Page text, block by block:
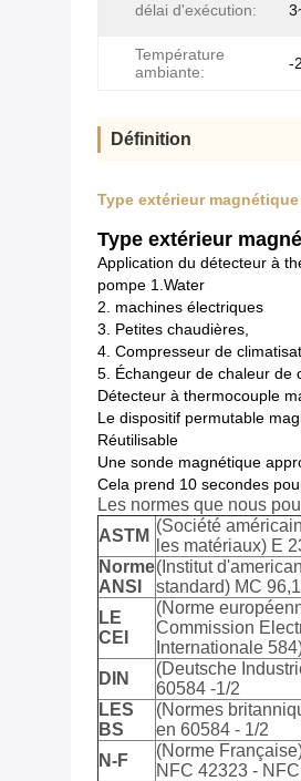
délai d'exécution:
Température
ambiante:
-
Définition
Type extérieur
Type extérieur
Application du détecteur à
pompe 1.Water
2. machines électriques
3. Petites chaudières,
4. Compresseur de
5. Échangeur de chaleur de
Détecteur à thermocouple
Le dispositif permutable
Réutilisable
Une sonde magnétique
Cela prend 10 secondes
Les normes que nous
ASTM
(Société
les matériaux) E
Norme
ANSI
(Institut
standard) MC 96,1
LE
CEI
(Norme
Commission
Internationale
DIN
(Deutsche
60584 -1/2
LES
BS
(Normes
en 60584 - 1/2
N-F
(Norme
NFC 42323 -